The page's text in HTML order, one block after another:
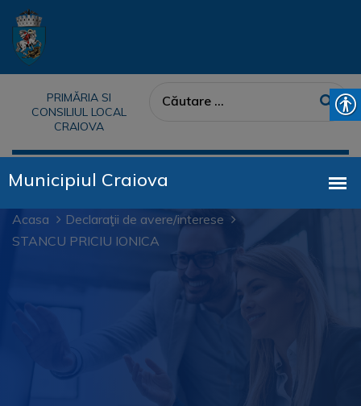
PRIMĂRIA SI
CONSILIUL LOCAL
CRAIOVA
Acasa
Declaraţii de avere/interese
STANCU PRICIU IONICA